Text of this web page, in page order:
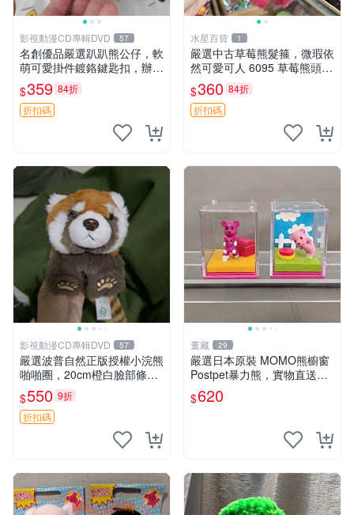
影視動漫CD專輯DVD 57
名創優品嚴選趴趴熊公仔，軟
萌可愛掛件鍍鉻鍵匙扣，辦公
放松好選擇 趴趴熊 鍍鉻鍵匙
扣 萬用掛件
$359 84折
折扣碼
水星百貨 1
嚴選中古草莓熊髮箍，微瑕依
然可愛可人 6095 草莓熊頭飾
中古髮圈 熊寶 寶寶 娃娃熊髮
箍 中古收藏 玩具髮夾
$360 84折
折扣碼
影視動漫CD專輯DVD 57
嚴選波普自然正版授權小浣熊
啪啪圈，20cm橙白臉部條紋
清晰，毛絨超萌贈品推薦。
小浣熊 波普 圈環
$550 9折
折扣碼
董藏 29
嚴選日本原裝 MOMO熊櫥窗
Postpet暴力熊，實物直送新
臺灣。MOMO熊 暴力熊 熊貓
櫥窗
$620